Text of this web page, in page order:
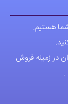
هستیم.
سابقه درخشان در زمینه فروش
.